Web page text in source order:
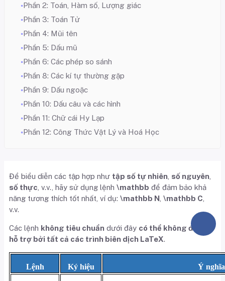
Phần 2: Toán, Hàm số, Lượng giác
Phần 3: Toán Tử
Phần 4: Mũi tên
Phần 5: Dấu mũ
Phần 6: Các phép so sánh
Phần 8: Các kí tự thường gặp
Phần 9: Dấu ngoặc
Phần 10: Dấu câu và các hình
Phần 11: Chữ cái Hy Lạp
Phần 12: Công Thức Vật Lý và Hoá Học
Để biểu diễn các tập hợp như tập số tự nhiên số nguyên
số thực , v.v., hãy sử dụng lệnh \mathbb để đảm bảo khả
năng tương thích tốt nhất, ví dụ: \mathbb N \mathbb C
v.v.
Các lệnh không tiêu chuẩn dưới đây có thể không được
hỗ trợ bởi tất cả các trình biên dịch LaTeX.
Lệnh Ký hiệu Ý nghĩa